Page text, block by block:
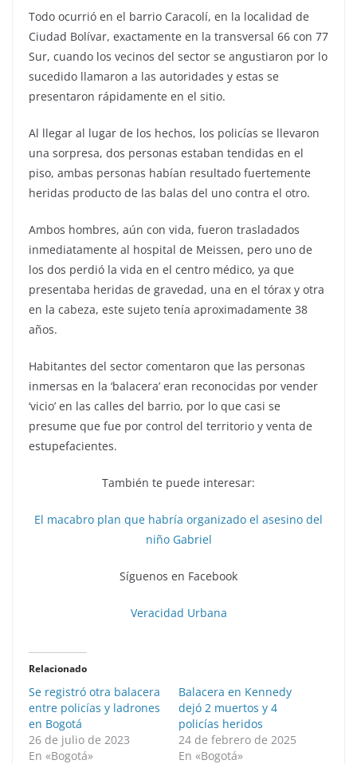
Todo ocurrió en el barrio Caracolí, en la localidad de
Ciudad Bolívar, exactamente en la transversal 66 con 77
Sur, cuando los vecinos del sector se angustiaron por lo
sucedido llamaron a las autoridades y estas se
presentaron rápidamente en el sitio.
Al llegar al lugar de los hechos, los policías se llevaron
una sorpresa, dos personas estaban tendidas en el
piso, ambas personas habían resultado fuertemente
heridas producto de las balas del uno contra el otro.
Ambos hombres, aún con vida, fueron trasladados
inmediatamente al hospital de Meissen, pero uno de
los dos perdió la vida en el centro médico, ya que
presentaba heridas de gravedad, una en el tórax y otra
en la cabeza, este sujeto tenía aproximadamente 38
años.
Habitantes del sector comentaron que las personas
inmersas en la ‘balacera’ eran reconocidas por vender
‘vicio’ en las calles del barrio, por lo que casi se
presume que fue por control del territorio y venta de
estupefacientes.
También te puede interesar:
El macabro plan que habría organizado el asesino del
niño Gabriel
Síguenos en Facebook
Veracidad Urbana
Relacionado
Se registró otra balacera
entre policías y ladrones
en Bogotá
26 de julio de 2023
En «Bogotá»
Balacera en Kennedy
dejó 2 muertos y 4
policías heridos
24 de febrero de 2025
En «Bogotá»